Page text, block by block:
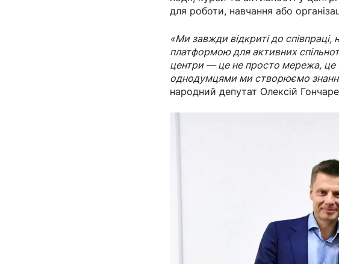
для роботи, навчання або
«Ми завжди відкриті до
платформою для активних
центри — це не просто мережа, це
однодумцями ми створюємо
народний депутат Олексій